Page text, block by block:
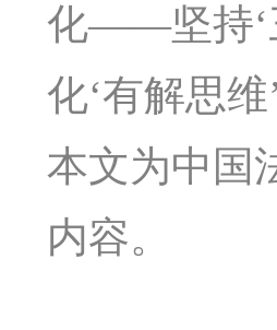
化——坚持‘
化‘有解思
本文为中国
内容。